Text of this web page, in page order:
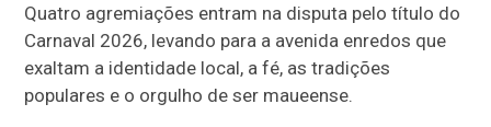
Quatro agremiações entram na disputa pelo título do
Carnaval 2026, levando para a avenida enredos que
exaltam a identidade local, a fé, as tradições
populares e o orgulho de ser maueense.